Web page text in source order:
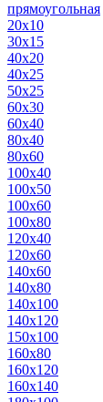
прямоугольная
20х10
30х15
40х20
40х25
50х25
60х30
60х40
80х40
80х60
100х40
100х50
100х60
100х80
120х40
120х60
140х60
140х80
140х100
140х120
150х100
160х80
160х120
160х140